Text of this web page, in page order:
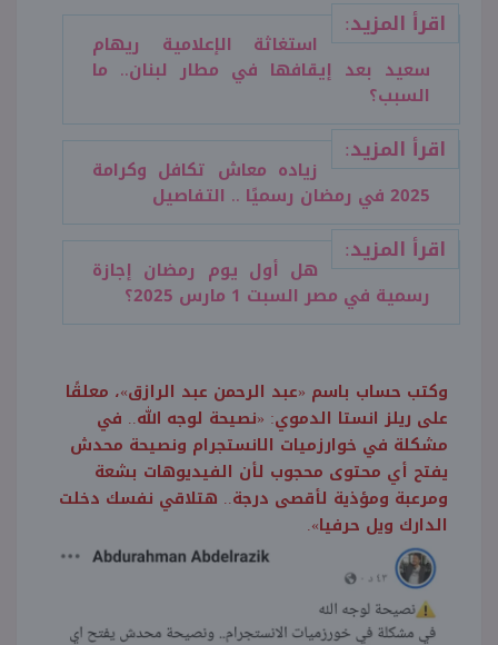
اقرأ المزيد:
استغاثة الإعلامية ريهام
سعيد بعد إيقافها في مطار لبنان.. ما
السبب؟
اقرأ المزيد:
زياده معاش تكافل وكرامة
2025 في رمضان رسميًا .. التفاصيل
اقرأ المزيد:
هل أول يوم رمضان إجازة
رسمية في مصر السبت 1 مارس 2025؟
وكتب حساب باسم «عبد الرحمن عبد الرازق»، معلقًا
على ريلز انستا الدموي: «نصيحة لوجه الله.. في
مشكلة في خوارزميات الانستجرام ونصيحة محدش
يفتح أي محتوى محجوب لأن الفيديوهات بشعة
ومرعبة ومؤذية لأقصى درجة.. هتلاقي نفسك دخلت
الدارك ويل حرفيا».